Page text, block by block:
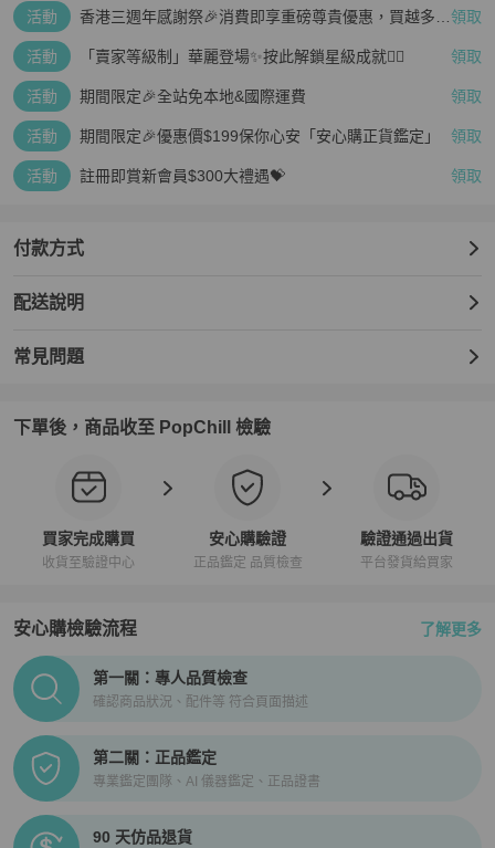
活動
香港三週年感謝祭🎉消費即享重磅尊貴優惠，買越多、 領取
活動 「賣家等級制」華麗登場✨按此解鎖星級成就👆🏻 領取
活動 期間限定🎉全站免本地&國際運費 領取
活動 期間限定🎉優惠價$199保你心安「安心購正貨鑑定」 領取
活動 註冊即賞新會員$300大禮遇💝 領取
付款方式
配送說明
常見問題
下單後，商品收至 PopChill 檢驗
買家完成購買
收貨至驗證中心
安心購驗證
正品鑑定 品質檢查
驗證通過出貨
平台發貨給買家
安心購檢驗流程 了解更多
PopChill拍拍圈正品驗證、安心購檢驗流程介紹
第一關：專人品質檢查
確認商品狀況、配件等 符合頁面描述
第二關：正品鑑定
專業鑑定團隊、AI 儀器鑑定、正品證書
90 天仿品退貨